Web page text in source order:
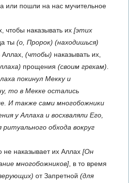
или пошли на нас мучительное
чтобы наказывать их [этих
ты (о, Пророк) (находишься)
(чтобы) наказывать их,
прощения (своим грехам)
покинул Мекку и
то в Мекке остались
И также сами многобожники
у Аллаха и восхваляли Его,
обхода вокруг
не наказывает их Аллах [Он
многобожников] , в то время
от Запретной (для